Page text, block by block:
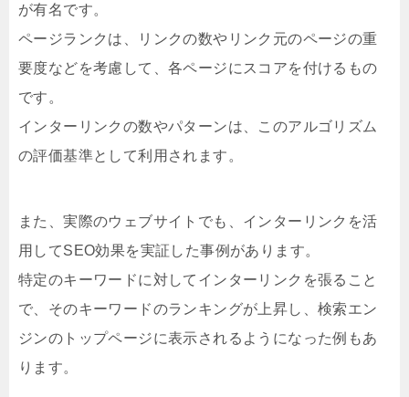
が有名です。
ページランクは、リンクの数やリンク元のページの重
要度などを考慮して、各ページにスコアを付けるもの
です。
インターリンクの数やパターンは、このアルゴリズム
の評価基準として利用されます。
また、実際のウェブサイトでも、インターリンクを活
用してSEO効果を実証した事例があります。
特定のキーワードに対してインターリンクを張ること
で、そのキーワードのランキングが上昇し、検索エン
ジンのトップページに表示されるようになった例もあ
ります。